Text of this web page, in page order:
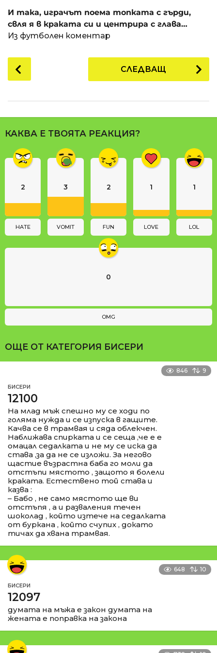
п
р
е
и
8
д
н
t
i
И така, играчът поема топката с гърди,
свля я в краката си и центрира с глава…
Из футболен коментар
o
P
a
g
n
i
o
СЛЕДВАЩ
КАКВА Е ТВОЯТА РЕАКЦИЯ?
2
HATE
3
VOMIT
2
FUN
1
LOVE
1
LOL
0
OMG
ОЩЕ ОТ КАТЕГОРИЯ БИСЕРИ
846 9
БИСЕРИ
12100
На млад мъж спешно му се ходи по
голяма нужда и се изпуска в гащите.
Качва се в трамвая и сяда облекчен.
Наближава спирката и се сеща ,че е е
омацал седалката и не му се иска да
става ,за да не се изложи. За негово
щастие възрастна баба го моли да
отстъпи мястото , защото я болели
краката. Естествено той става и
казва :
– Бабо , не само мястото ще ви
отстъпя , а и разваления течен
шоколад , който изтече на седалката
от буркана , който счупих , докато
тичах да хвана трамвая.
648 10
БИСЕРИ
12097
думата на мъжа е закон думата на
жената е поправка на закона